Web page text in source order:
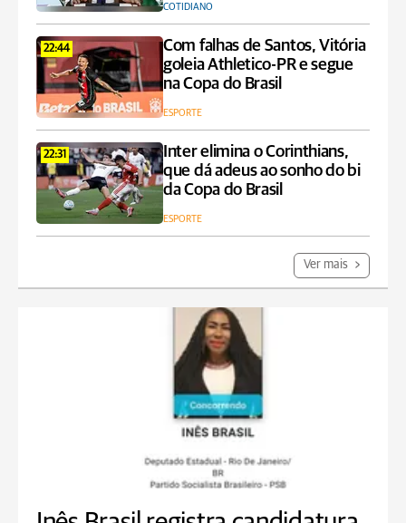
COTIDIANO
22:44
Com falhas de Santos, Vitória
goleia Athletico-PR e segue
na Copa do Brasil
ESPORTE
22:31
Inter elimina o Corinthians,
que dá adeus ao sonho do bi
da Copa do Brasil
ESPORTE
Ver mais